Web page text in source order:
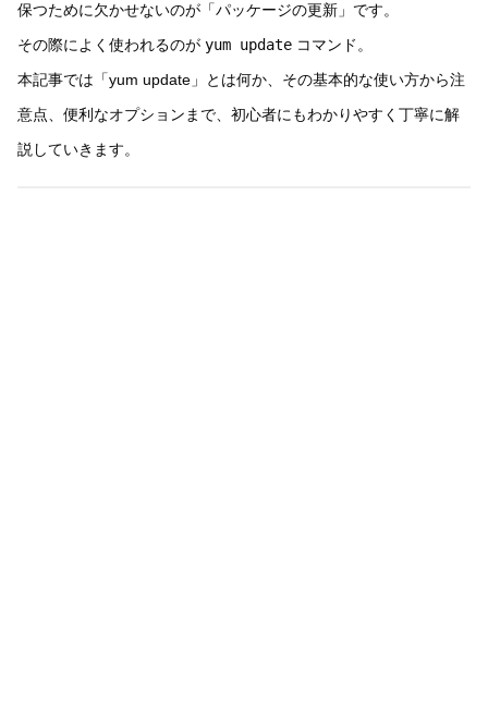
保つために欠かせないのが「パッケージの更新」です。
その際によく使われるのが yum update コマンド。
本記事では「yum update」とは何か、その基本的な使い方から注
意点、便利なオプションまで、初心者にもわかりやすく丁寧に解
説していきます。